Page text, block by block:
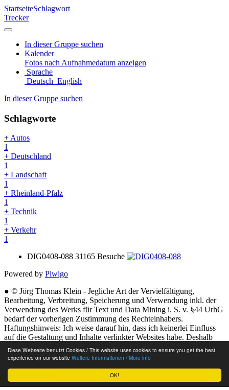
OK!
Diese Webseite benutzt Cookies / This website uses cookies to ensure you get the best
experience on our website Weitere Informationen / More info
StartseiteSchlagwort
Trecker
In dieser Gruppe suchen
Kalender
Fotos nach Aufnahmedatum anzeigen
Sprache
Deutsch English
In dieser Gruppe suchen
Schlagworte
+ Autos
1
+ Deutschland
1
+ Landschaft
1
+ Rheinland-Pfalz
1
+ Technik
1
+ Verkehr
1
DIG0408-088 31165 Besuche
Powered by Piwigo
● © Jörg Thomas Klein - Jegliche Art der Vervielfältigung,
Bearbeitung, Verbreitung, Speicherung und Verwendung inkl. der
Verwendung des Werks für Text und Data Mining i. S. v. §44 UrhG
bedarf der vorherigen Zustimmung des Rechteinhabers.
Haftungshinweis: Ich weise darauf hin, dass ich keinerlei Einfluss
auf die Gestaltung und Inhalte verlinkter Websites habe. Deshalb
distanziere ich mich hiermit ausdrücklich von den Inhalten aller von
mir verlinkten Seiten auf dieser Website. ●Impressum